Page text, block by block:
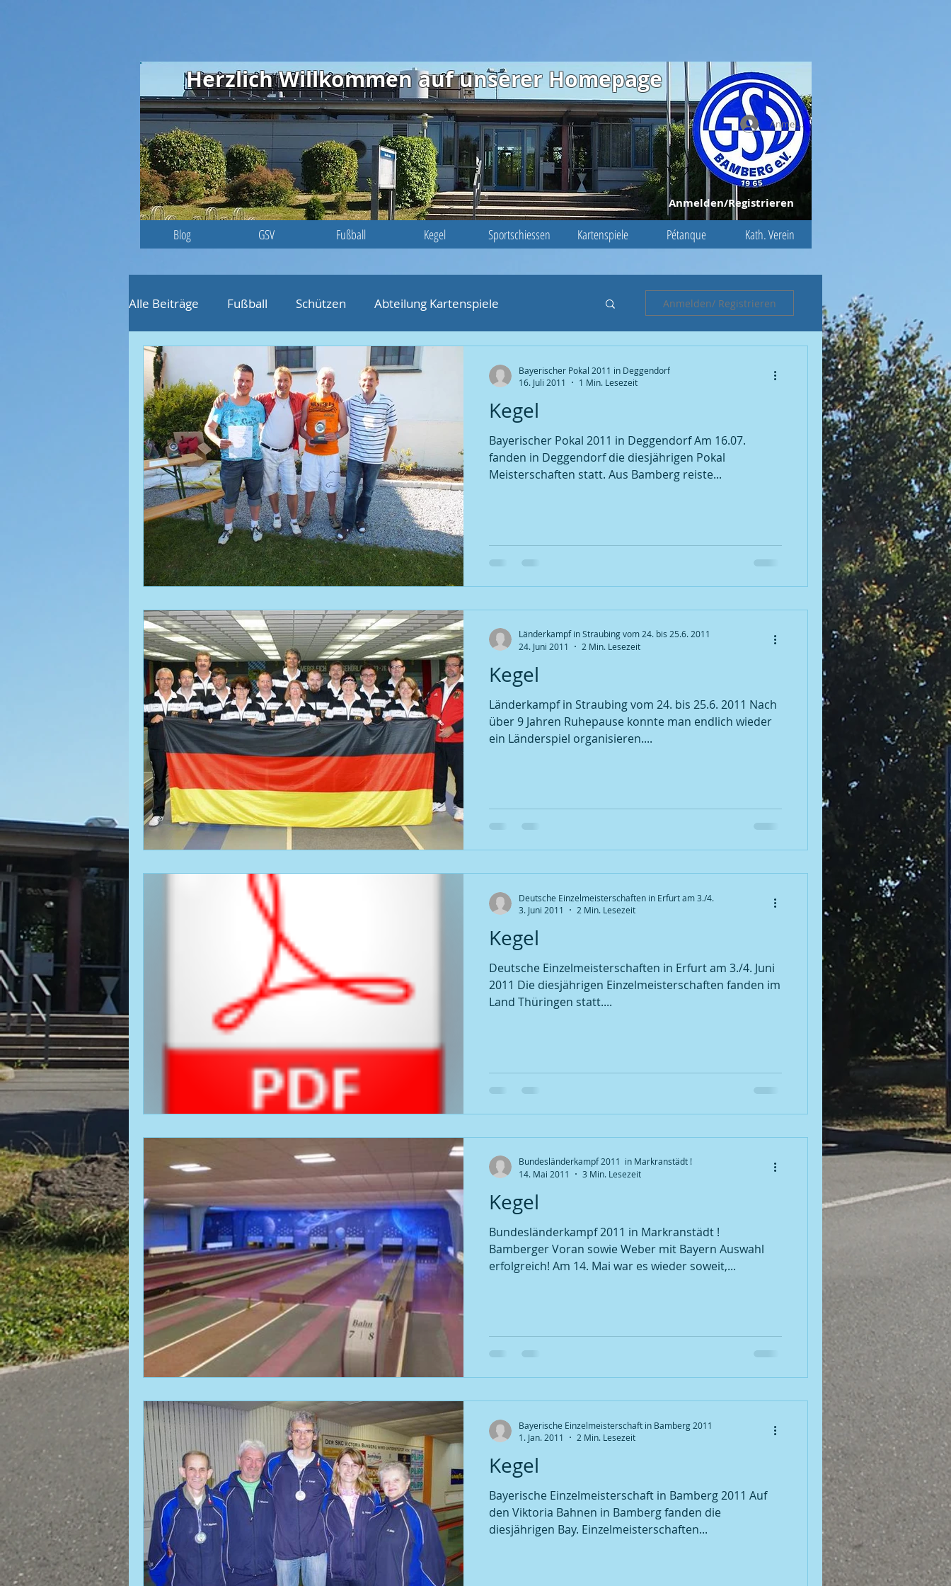
Anmelden/Registrieren
Blog GSV Fußball Kegel Sportschiessen Kartenspiele Pétanque Kath. Verein
Herzlich Willkommen auf unserer Homepage
Anmelden
Alle Beiträge Fußball Schützen Abteilung Kartenspiele
Katholischer Sportfest Ortsverband Seniorengruppe
Ortsverband Frauentreff Ortsverband Veranstaltung Senioren
Fußball | Saison 2008 / 09 Pokalmeisterschaft 2009
Fußball | Saison 2009 / 10 Pokalmeisterschaft 2010
Fußball | Saison 2010 / 11 Pokalmeisterschaft 2011
Fußball | Saison 2012 / 13 Pokalmeisterschaft 2012
Fußball | Saison 2011 / 12 Pokalmeisterschaft 2013
Fußball | Saison 2013 / 14 Pokalmeisterschaft 2014
Fußball | Saison 2014 / 15 Pokalmeisterschaft 2015
Fußball | Saison 2015 / 16 Pokalmeisterschaft 2016
Fußball | Saison 2016 / 17
Fußball | Saison 2018 / 19 Kegel | 2007 BGM / DGM
Kegel | 2008 BGM / DGM
Anmelden/ Registrieren
Kegel
Bayerischer Pokal 2011 in Deggendorf Am 16.07.
fanden in Deggendorf die diesjährigen Pokal
Meisterschaften statt. Aus Bamberg reiste...
Bayerischer Pokal 2011 in Deggendorf
16. Juli 2011
1 Min. Lesezeit
Kegel
Länderkampf in Straubing vom 24. bis 25.6. 2011 Nach
über 9 Jahren Ruhepause konnte man endlich wieder
ein Länderspiel organisieren....
Länderkampf in Straubing vom 24. bis 25.6. 2011
24. Juni 2011
2 Min. Lesezeit
Kegel
Deutsche Einzelmeisterschaften in Erfurt am 3./4. Juni
2011 Die diesjährigen Einzelmeisterschaften fanden im
Land Thüringen statt....
Deutsche Einzelmeisterschaften in Erfurt am 3./4.
3. Juni 2011
2 Min. Lesezeit
Kegel
Bundesländerkampf 2011 in Markranstädt !
Bamberger Voran sowie Weber mit Bayern Auswahl
erfolgreich! Am 14. Mai war es wieder soweit,...
Bundesländerkampf 2011 in Markranstädt !
14. Mai 2011
3 Min. Lesezeit
Kegel
Bayerische Einzelmeisterschaft in Bamberg 2011 Auf
den Viktoria Bahnen in Bamberg fanden die
diesjährigen Bay. Einzelmeisterschaften...
Bayerische Einzelmeisterschaft in Bamberg 2011
1. Jan. 2011
2 Min. Lesezeit